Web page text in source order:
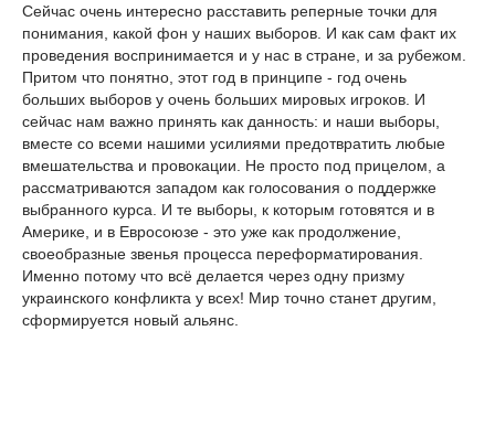
Сейчас очень интересно расставить реперные точки для
понимания, какой фон у наших выборов. И как сам факт их
проведения воспринимается и у нас в стране, и за рубежом.
Притом что понятно, этот год в принципе - год очень
больших выборов у очень больших мировых игроков. И
сейчас нам важно принять как данность: и наши выборы,
вместе со всеми нашими усилиями предотвратить любые
вмешательства и провокации. Не просто под прицелом, а
рассматриваются западом как голосования о поддержке
выбранного курса. И те выборы, к которым готовятся и в
Америке, и в Евросоюзе - это уже как продолжение,
своеобразные звенья процесса переформатирования.
Именно потому что всё делается через одну призму
украинского конфликта у всех! Мир точно станет другим,
сформируется новый альянс.